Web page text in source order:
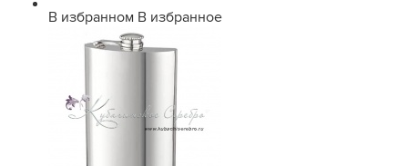
В избранном В избранное